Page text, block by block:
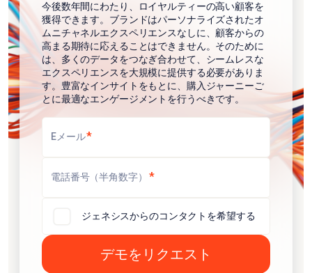
今後数年間にわたり、ロイヤルティーの高い顧客を
獲得できます。ブランドはパーソナライズされたオ
ムニチャネルエクスペリエンスなしに、顧客からの
高まる期待に応えることはできません。そのために
は、多くのデータをつなぎ合わせて、シームレスな
エクスペリエンスを大規模に提供する必要がありま
す。豊富なインサイトをもとに、購入ジャーニーご
とに最適なエンゲージメントを行うべきです。
Eメール*
電話番号（半角数字） *
ジェネシスからのコンタクトを希望する